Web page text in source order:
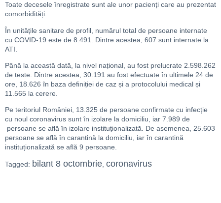
Toate decesele înregistrate sunt ale unor pacienți care au prezentat
comorbidități.
În unitățile sanitare de profil, numărul total de persoane internate
cu COVID-19 este de 8.491. Dintre acestea, 607 sunt internate la
ATI.
Până la această dată, la nivel național, au fost prelucrate 2.598.262
de teste. Dintre acestea, 30.191 au fost efectuate în ultimele 24 de
ore, 18.626 în baza definiției de caz și a protocolului medical și
11.565 la cerere.
Pe teritoriul României, 13.325 de persoane confirmate cu infecție
cu noul coronavirus sunt în izolare la domiciliu, iar 7.989 de
persoane se află în izolare instituționalizată. De asemenea, 25.603
persoane se află în carantină la domiciliu, iar în carantină
instituționalizată se află 9 persoane.
Tagged: bilant 8 octombrie coronavirus